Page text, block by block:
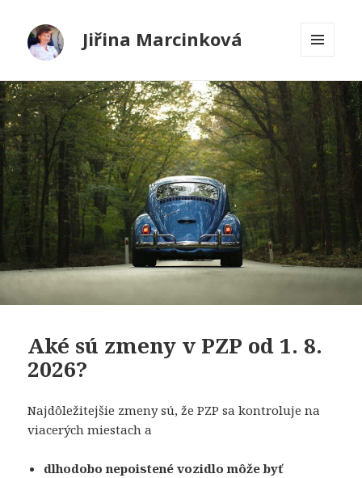
Jiřina Marcinková
WIDGETY
Aké sú zmeny v PZP od 1. 8.
2026?
Najdôležitejšie zmeny sú, že PZP sa kontroluje na
viacerých miestach a
dlhodobo nepoistené vozidlo môže byť